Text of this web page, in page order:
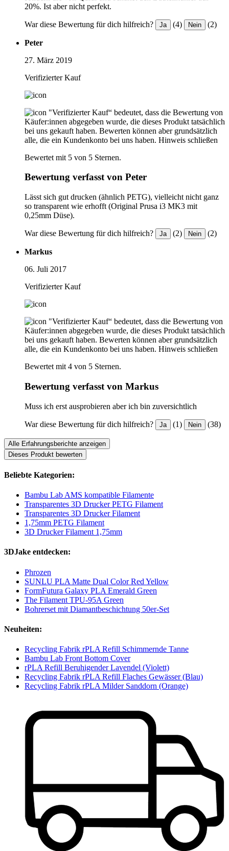
20%. Ist aber nicht perfekt.
War diese Bewertung für dich hilfreich? Ja (4) Nein (2)
Peter
27. März 2019
Verifizierter Kauf
"Verifizierter Kauf“ bedeutet, dass die Bewertung von
Käufer:innen abgegeben wurde, die dieses Produkt tatsächlich
bei uns gekauft haben. Bewerten können aber grundsätzlich
alle, die ein Kundenkonto bei uns haben. Hinweis schließen
Bewertet mit 5 von 5 Sternen.
Bewertung verfasst von Peter
Lässt sich gut drucken (ähnlich PETG), vielleicht nicht ganz
so transparent wie erhofft (Original Prusa i3 MK3 mit
0,25mm Düse).
War diese Bewertung für dich hilfreich? Ja (2) Nein (2)
Markus
06. Juli 2017
Verifizierter Kauf
"Verifizierter Kauf“ bedeutet, dass die Bewertung von
Käufer:innen abgegeben wurde, die dieses Produkt tatsächlich
bei uns gekauft haben. Bewerten können aber grundsätzlich
alle, die ein Kundenkonto bei uns haben. Hinweis schließen
Bewertet mit 4 von 5 Sternen.
Bewertung verfasst von Markus
Muss ich erst ausprobieren aber ich bin zuversichtlich
War diese Bewertung für dich hilfreich? Ja (1) Nein (38)
Alle Erfahrungsberichte anzeigen
Dieses Produkt bewerten
Beliebte Kategorien:
Bambu Lab AMS kompatible Filamente
Transparentes 3D Drucker PETG Filament
Transparentes 3D Drucker Filament
1,75mm PETG Filament
3D Drucker Filament 1,75mm
3DJake entdecken:
Phrozen
SUNLU PLA Matte Dual Color Red Yellow
FormFutura Galaxy PLA Emerald Green
The Filament TPU-95A Green
Bohrerset mit Diamantbeschichtung 50er-Set
Neuheiten:
Recycling Fabrik rPLA Refill Schimmernde Tanne
Bambu Lab Front Bottom Cover
rPLA Refill Beruhigender Lavendel (Violett)
Recycling Fabrik rPLA Refill Flaches Gewässer (Blau)
Recycling Fabrik rPLA Milder Sanddorn (Orange)